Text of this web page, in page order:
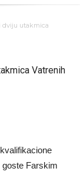
klubu
nije se hteo
četiri bombe
i to kakvu!
dviju utakmica
Vatrenih
Farskim